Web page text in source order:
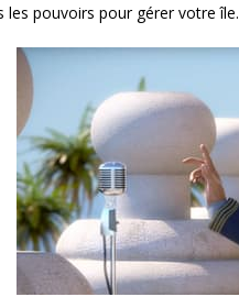
les pouvoirs pour gérer votre île.